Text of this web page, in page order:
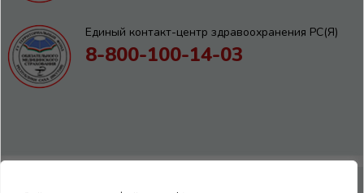
Единый контакт-центр здравоохранения РС(Я)
8-800-100-14-03